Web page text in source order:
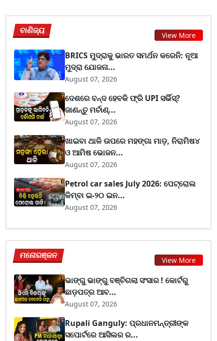
ବାଣିଜ୍ୟ View More
BRICS ମୁଦ୍ରାକୁ ଭାରତ ସମର୍ଥନ କରେନି: ନୂଆ
ମୁଦ୍ରା ଯୋଜନା...
August 07, 2026
ଦେଶରେ ବନ୍ଦ ହେବକି ଫ୍ରି UPI ସର୍ଭିସ୍?
ଜାଣନ୍ତୁ ମର୍ଚାଣ୍...
August 07, 2026
ଖାଇବା ଥାଳି ଉପରେ ମହଙ୍ଗା ମାଡ଼, ନିରାମିଷ୪
ଓ ଆମିଷ ଭୋଜନ...
August 07, 2026
Petrol car sales July 2026: ପେଟ୍ରୋଲ
କିମ୍ବା ଇ-୨୦ ଇନ...
August 07, 2026
ମନୋରଞ୍ଜନ View More
ଭାଙ୍ଗୁ ଭାଙ୍ଗୁ ବଞ୍ଚିଗଲା ସଂସାର ! କୋର୍ଟରୁ
ଛାଡ଼ପତ୍ର ଆବ...
August 07, 2026
Rupali Ganguly: ପ୍ରଧାନମନ୍ତ୍ରୀଙ୍କ
ସପୋର୍ଟରେ ଆସିଲର ର...